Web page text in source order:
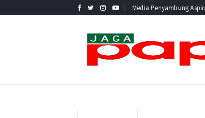
Media Penyambung